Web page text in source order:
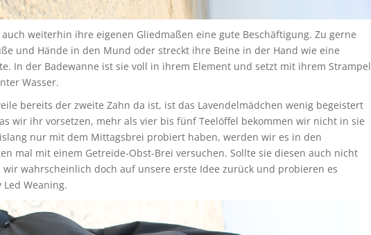
weiterhin ihre eigenen Gliedmaßen eine gute Beschäftigung. Zu gerne
und Hände in den Mund oder streckt ihre Beine in der Hand wie eine
In der Badewanne ist sie voll in ihrem Element und setzt mit ihrem Strampel
Wasser.
bereits der zweite Zahn da ist, ist das Lavendelmädchen wenig begeistert
wir ihr vorsetzen, mehr als vier bis fünf Teelöffel bekommen wir nicht in sie
nur mit dem Mittagsbrei probiert haben, werden wir es in den
mal mit einem Getreide-Obst-Brei versuchen. Sollte sie diesen auch nicht
wir wahrscheinlich doch auf unsere erste Idee zurück und probieren es
Weaning.